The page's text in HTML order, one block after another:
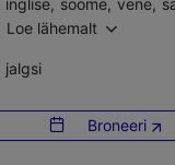
Loe lähemalt
jalgsi
Broneeri